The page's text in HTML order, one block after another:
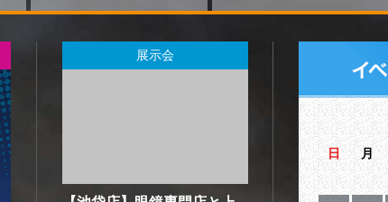
展示会
日
月